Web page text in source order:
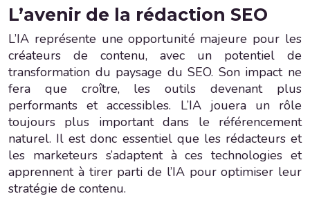
L’avenir de la rédaction SEO
L’IA représente une opportunité majeure pour les
créateurs de contenu, avec un potentiel de
transformation du paysage du SEO. Son impact ne
fera que croître, les outils devenant plus
performants et accessibles. L’IA jouera un rôle
toujours plus important dans le référencement
naturel. Il est donc essentiel que les rédacteurs et
les marketeurs s’adaptent à ces technologies et
apprennent à tirer parti de l’IA pour optimiser leur
stratégie de contenu.